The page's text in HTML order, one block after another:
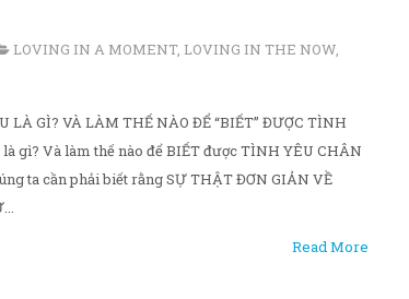
LOVING IN A MOMENT, LOVING IN THE NOW,
LÀ GÌ? VÀ LÀM THẾ NÀO ĐỂ “BIẾT” ĐƯỢC TÌNH
gì? Và làm thế nào để BIẾT được TÌNH YÊU CHÂN
ta cần phải biết rằng SỰ THẬT ĐƠN GIẢN VỀ
Read More